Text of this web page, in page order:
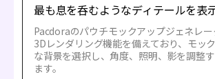
最も息を呑むようなディテールを表
Pacdoraのパウチモックアップジェネレ
3Dレンダリング機能を備えており、モッ
な背景を選択し、角度、照明、影を調整
ます。